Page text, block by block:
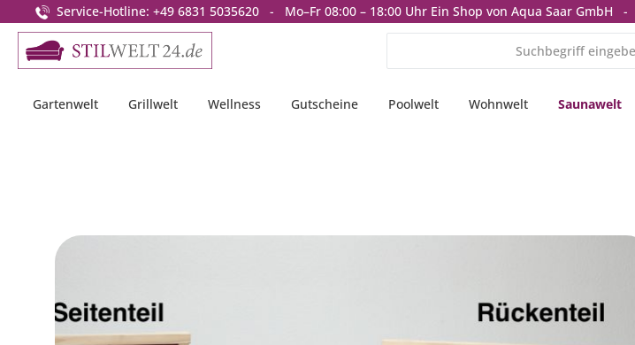
Zur Hauptnavigation springen
Service-Hotline: +49 6831 5035620 - Mo–Fr 08:00 – 18:00 Uhr Ein Shop von Aqua Saar GmbH -
Gartenwelt Grillwelt Wellness Gutscheine Poolwelt Wohnwelt Saunawelt
Bildergalerie überspringen